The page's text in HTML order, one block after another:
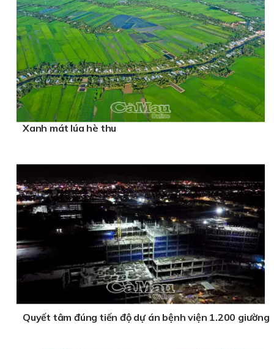
Xanh mát lúa hè thu
Quyết tâm đúng tiến độ dự án bệnh viện 1.200 giường